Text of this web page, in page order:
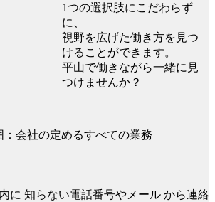
1つの選択肢にこだわらず
に、
視野を広げた働き方を見つ
けることができます。
平山で働きながら一緒に見
つけませんか？
会社の定めるすべての業務
に 知らない電話番号やメール から連絡